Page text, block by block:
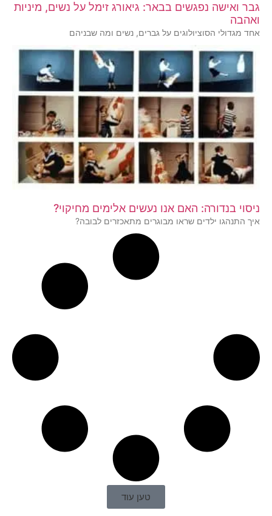
גבר ואישה נפגשים בבאר: גיאורג זימל על נשים, מיניות
ואהבה
אחד מגדולי הסוציולוגים על גברים, נשים ומה שבניהם
ניסוי בנדורה: האם אנו נעשים אלימים מחיקוי?
איך התנהגו ילדים שראו מבוגרים מתאכזרים לבובה?
טען עוד